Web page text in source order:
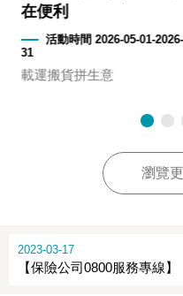
在便利
活動時間 2026-05-01-
31
載運搬貨拼生意
瀏覽
2023-03-17
【保險公司0800服務專線】